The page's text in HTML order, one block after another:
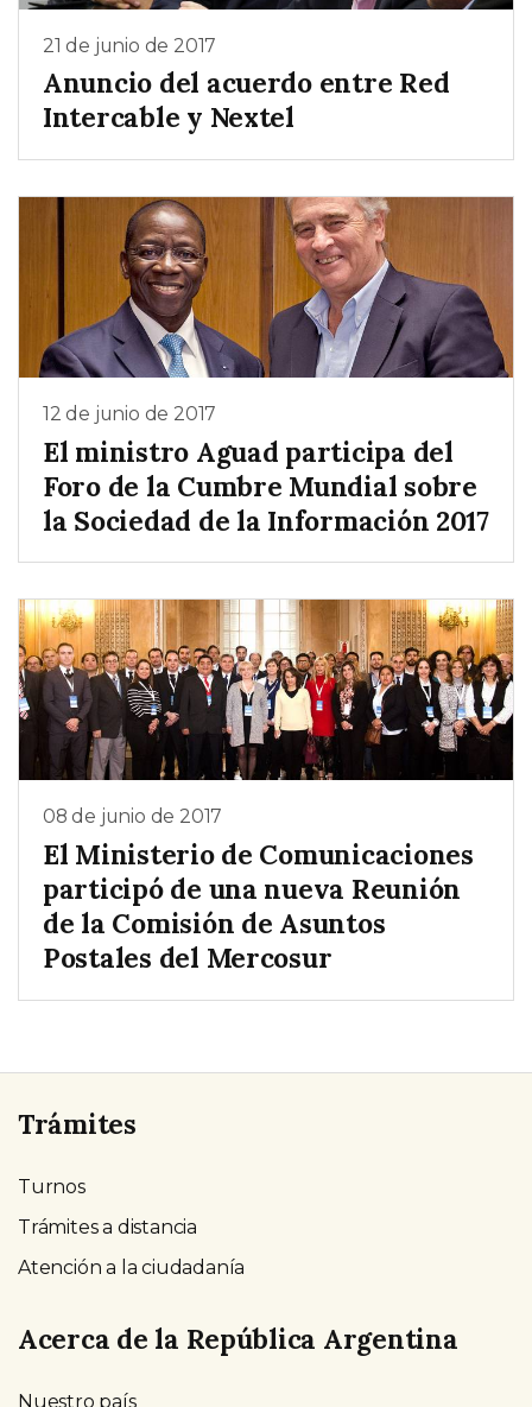
21 de junio de 2017
Anuncio del acuerdo entre Red
Intercable y Nextel
12 de junio de 2017
El ministro Aguad participa del
Foro de la Cumbre Mundial sobre
la Sociedad de la Información 2017
08 de junio de 2017
El Ministerio de Comunicaciones
participó de una nueva Reunión
de la Comisión de Asuntos
Postales del Mercosur
Trámites
Turnos
Trámites a distancia
Atención a la ciudadanía
Acerca de la República Argentina
Nuestro país